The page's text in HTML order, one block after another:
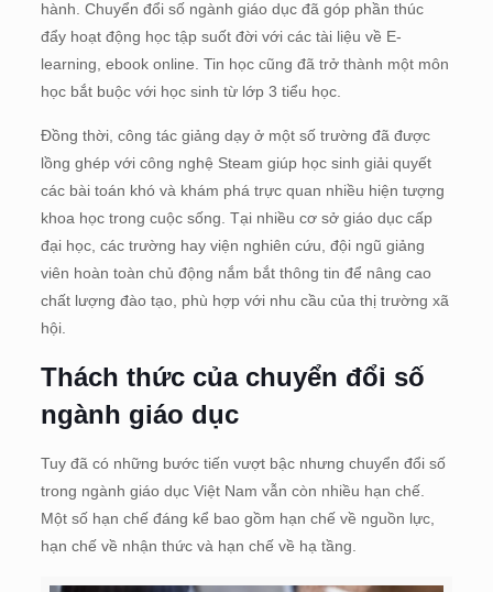
hành. Chuyển đổi số ngành giáo dục đã góp phần thúc
đẩy hoạt động học tập suốt đời với các tài liệu về E-
learning, ebook online. Tin học cũng đã trở thành một môn
học bắt buộc với học sinh từ lớp 3 tiểu học.
Đồng thời, công tác giảng dạy ở một số trường đã được
lồng ghép với công nghệ Steam giúp học sinh giải quyết
các bài toán khó và khám phá trực quan nhiều hiện tượng
khoa học trong cuộc sống. Tại nhiều cơ sở giáo dục cấp
đại học, các trường hay viện nghiên cứu, đội ngũ giảng
viên hoàn toàn chủ động nắm bắt thông tin để nâng cao
chất lượng đào tạo, phù hợp với nhu cầu của thị trường xã
hội.
Thách thức của chuyển đổi số
ngành giáo dục
Tuy đã có những bước tiến vượt bậc nhưng chuyển đổi số
trong ngành giáo dục Việt Nam vẫn còn nhiều hạn chế.
Một số hạn chế đáng kể bao gồm hạn chế về nguồn lực,
hạn chế về nhận thức và hạn chế về hạ tầng.